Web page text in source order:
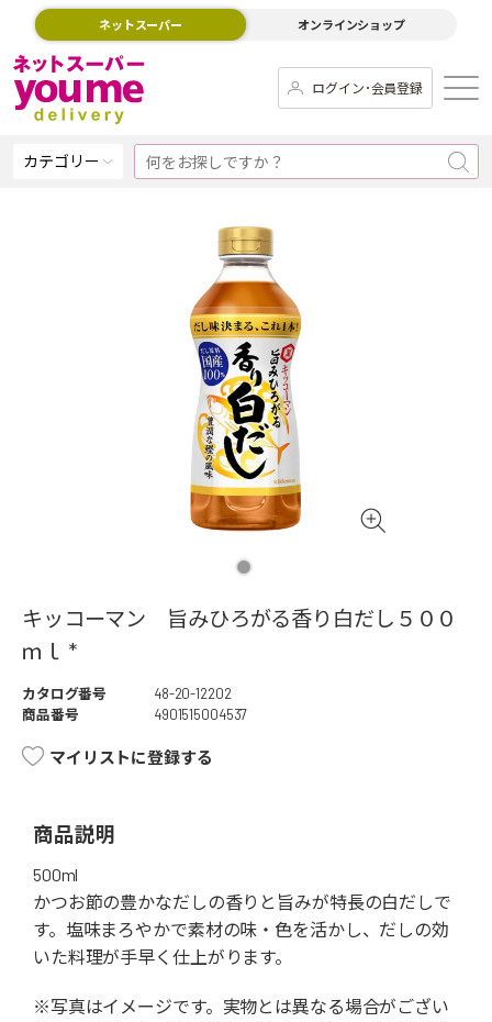
ネットスーパー オンラインショップ
ログイン･会員登録
カテゴリー
キッコーマン 旨みひろがる香り白だし５００
ｍｌ *
カタログ番号
48-20-12202
商品番号
4901515004537
マイリストに登録する
商品説明
500ml
かつお節の豊かなだしの香りと旨みが特長の白だしで
す。塩味まろやかで素材の味・色を活かし、だしの効
いた料理が手早く仕上がります。
※写真はイメージです。実物とは異なる場合がござい